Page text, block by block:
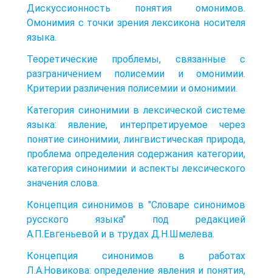
Дискуссионность понятия омонимов.
Омонимия с точки зрения лексикона носителя
языка.
Теоретические проблемы, связанные с
разграничением полисемии и омонимии.
Критерии различения полисемии и омонимии.
Категория синонимии в лексической системе
языка: явление, интерпретируемое через
понятие синонимии, лингвистическая природа,
проблема определения содержания категории,
категория синонимии и аспекты лексического
значения слова.
Концепция синонимов в "Словаре синонимов
русского языка" под редакцией
А.П.Евгеньевой и в трудах Д.Н.Шмелева.
Концепция синонимов в работах
Л.А.Новикова: определение явления и понятия,